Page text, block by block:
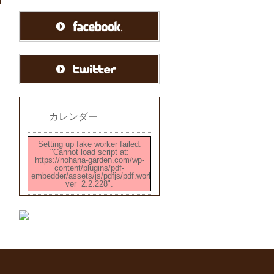
カレンダー
Setting up fake worker failed:
"Cannot load script at:
https://nohana-garden.com/wp-
content/plugins/pdf-
embedder/assets/js/pdfjs/pdf.worker.min.js?
ver=2.2.228".